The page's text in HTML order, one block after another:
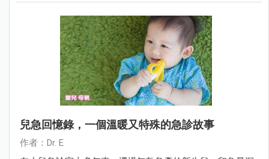
兒急回憶錄，一個溫暖又特殊的急診故事
作者：Dr. E